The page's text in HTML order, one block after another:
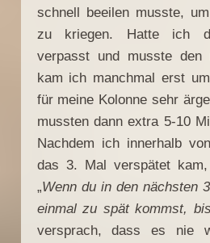
schnell beeilen musste,
zu kriegen. Hatte ich
verpasst und musste den
kam ich manchmal erst
für meine Kolonne sehr
mussten dann extra 5-10
Nachdem ich innerhalb
das 3. Mal verspätet
„Wenn du in den nächsten
einmal zu spät kommst,
versprach, dass es nie